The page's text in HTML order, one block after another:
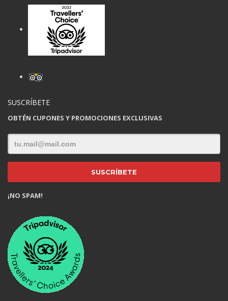
SUSCRÍBETE
OBTÉN CUPONES Y PROMOCIONES EXCLUSIVAS
¡NO SPAM!